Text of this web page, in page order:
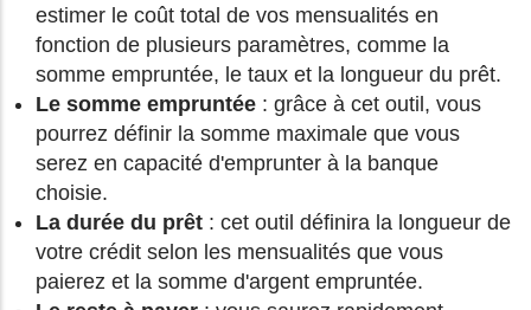
estimer le coût total de vos mensualités en
fonction de plusieurs paramètres, comme la
somme empruntée, le taux et la longueur du prêt.
Le somme empruntée : grâce à cet outil, vous
pourrez définir la somme maximale que vous
serez en capacité d'emprunter à la banque
choisie.
La durée du prêt : cet outil définira la longueur de
votre crédit selon les mensualités que vous
paierez et la somme d'argent empruntée.